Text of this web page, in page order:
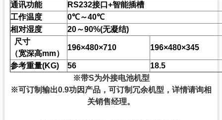
通讯功能
RS232接口+智能插槽
工作温度
0℃～40℃
相对湿度
20～90%(无凝结)
尺寸
（宽深高mm）
196×480×710 196×480×345
参考重量(KG) 56
18.5
※带S为外接电池机型
※可订制输出0.9功因产品，可订制冗余机型，详情请询相
关销售经理。